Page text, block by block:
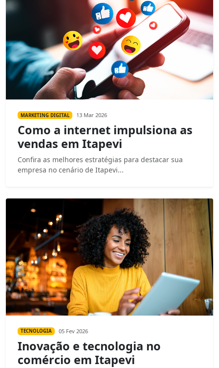
MARKETING DIGITAL 13 Mar 2026
Como a internet impulsiona as
vendas em Itapevi
Confira as melhores estratégias para destacar sua
empresa no cenário de Itapevi...
TECNOLOGIA 05 Fev 2026
Inovação e tecnologia no
comércio em Itapevi